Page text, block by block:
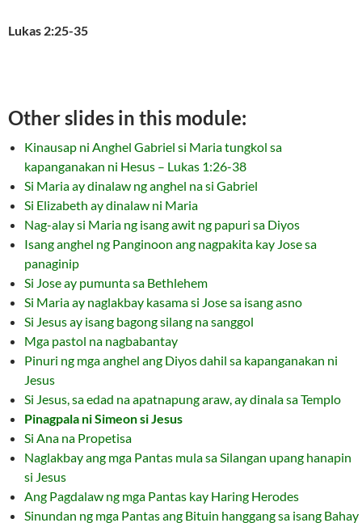
Lukas 2:25-35
Other slides in this module:
Kinausap ni Anghel Gabriel si Maria tungkol sa
kapanganakan ni Hesus – Lukas 1:26-38
Si Maria ay dinalaw ng anghel na si Gabriel
Si Elizabeth ay dinalaw ni Maria
Nag-alay si Maria ng isang awit ng papuri sa Diyos
Isang anghel ng Panginoon ang nagpakita kay Jose sa
panaginip
Si Jose ay pumunta sa Bethlehem
Si Maria ay naglakbay kasama si Jose sa isang asno
Si Jesus ay isang bagong silang na sanggol
Mga pastol na nagbabantay
Pinuri ng mga anghel ang Diyos dahil sa kapanganakan ni
Jesus
Si Jesus, sa edad na apatnapung araw, ay dinala sa Templo
Pinagpala ni Simeon si Jesus
Si Ana na Propetisa
Naglakbay ang mga Pantas mula sa Silangan upang hanapin
si Jesus
Ang Pagdalaw ng mga Pantas kay Haring Herodes
Sinundan ng mga Pantas ang Bituin hanggang sa isang Bahay